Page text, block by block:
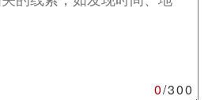
0/300